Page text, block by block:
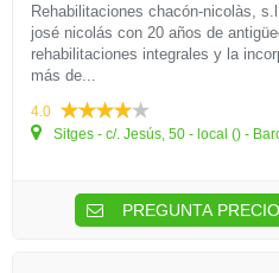
Rehabilitaciones chacón-nicolàs,
josé nicolás con 20 años de
rehabilitaciones integrales y la
más de...
4.0
Sitges - c/. Jesús, 50 - local () -
PREGUNTA